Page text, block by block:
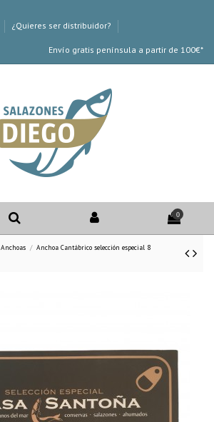
¿Quieres ser distribuidor?
Envío gratis península a partir de 100€*
0
Anchoas
Anchoa Cantábrico selección especial 8